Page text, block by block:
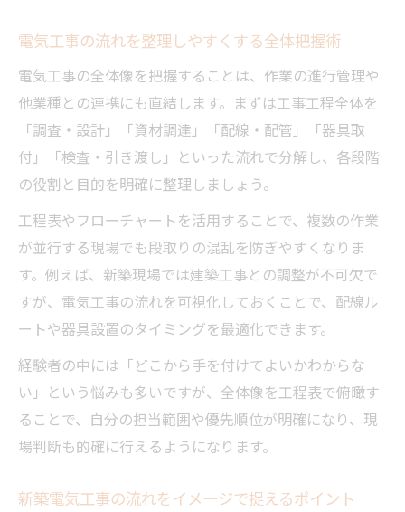
電気工事内容ごとに工程管理を精度アップ
現場判断力が光る電気工事の進め方
電気工事の現場判断でミスや事故を防ぐ要
点
電気工事フローチャートで判断基準を明確
化
電気工事の進め方と作業手順書の併用術
新築電気工事の流れを現場でどう活かすか
電気工事内容別の判断ポイントと効率化術
なぜねじり接続は禁止されるのか徹底解説
電気工事でねじり接続が禁止される理由を
解説
なぜ電気工事で安全性が問われるのか背景
を知る
電気工事の品質確保と禁止事項の本質を考
電気工事の流れを整理しやすくする全体把握術
電気工事の全体像を把握することは、作業の進行管理や
他業種との連携にも直結します。まずは工事工程全体を
「調査・設計」「資材調達」「配線・配管」「器具取
付」「検査・引き渡し」といった流れで分解し、各段階
の役割と目的を明確に整理しましょう。
工程表やフローチャートを活用することで、複数の作業
が並行する現場でも段取りの混乱を防ぎやすくなりま
す。例えば、新築現場では建築工事との調整が不可欠で
すが、電気工事の流れを可視化しておくことで、配線ル
ートや器具設置のタイミングを最適化できます。
経験者の中には「どこから手を付けてよいかわからな
い」という悩みも多いですが、全体像を工程表で俯瞰す
ることで、自分の担当範囲や優先順位が明確になり、現
場判断も的確に行えるようになります。
新築電気工事の流れをイメージで捉えるポイント